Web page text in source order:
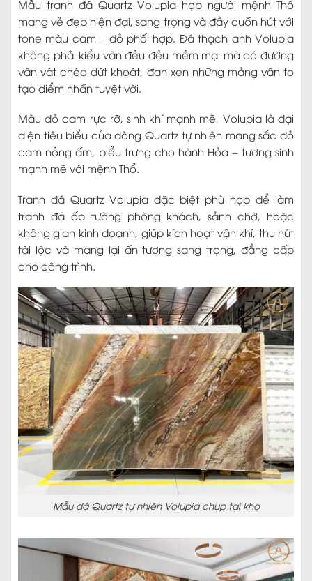
Mẫu tranh đá Quartz Volupia hợp người mệnh Thổ
mang vẻ đẹp hiện đại, sang trọng và đầy cuốn hút với
tone màu cam – đỏ phối hợp. Đá thạch anh Volupia
không phải kiểu vân đều đều mềm mại mà có đường
vân vát chéo dứt khoát, đan xen những mảng vân to
tạo điểm nhấn tuyệt vời.
Màu đỏ cam rực rỡ, sinh khí mạnh mẽ, Volupia là đại
diện tiêu biểu của dòng Quartz tự nhiên mang sắc đỏ
cam nồng ấm, biểu trưng cho hành Hỏa – tương sinh
mạnh mẽ với mệnh Thổ.
Tranh đá Quartz Volupia đặc biệt phù hợp để làm
tranh đá ốp tường phòng khách, sảnh chờ, hoặc
không gian kinh doanh, giúp kích hoạt vận khí, thu hút
tài lộc và mang lại ấn tượng sang trọng, đẳng cấp
cho công trình.
Mẫu đá Quartz tự nhiên Volupia chụp tại kho